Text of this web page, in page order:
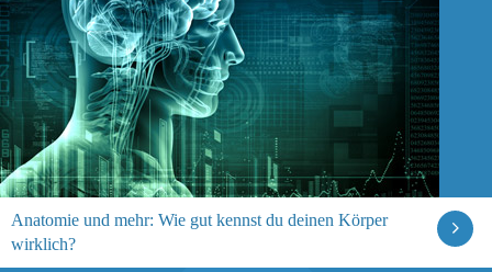
Anatomie und mehr: Wie gut kennst du deinen Körper
wirklich?